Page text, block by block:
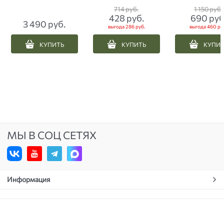
3 490 руб.
КУПИТЬ
714 руб.
428 руб.
выгода286 руб.
КУПИТЬ
1 150 руб.
690
выгода460
МЫ В СОЦ СЕТЯХ
Информация